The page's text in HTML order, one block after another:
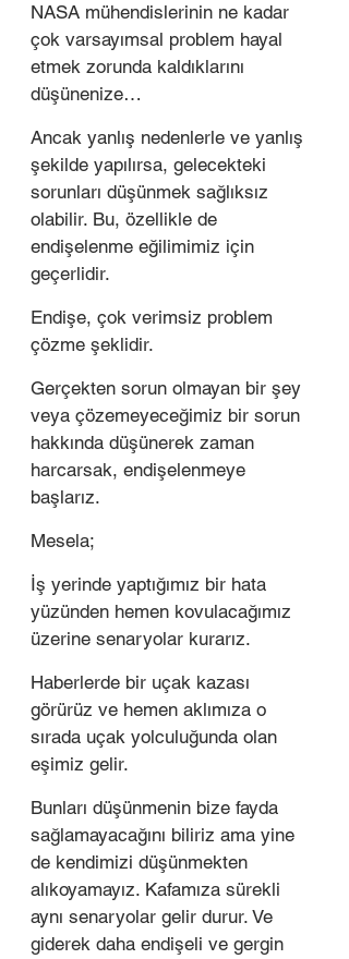
NASA mühendislerinin ne kadar
çok varsayımsal problem hayal
etmek zorunda kaldıklarını
düşünenize…
Ancak yanlış nedenlerle ve yanlış
şekilde yapılırsa, gelecekteki
sorunları düşünmek sağlıksız
olabilir. Bu, özellikle de
endişelenme eğilimimiz için
geçerlidir.
Endişe, çok verimsiz problem
çözme şeklidir.
Gerçekten sorun olmayan bir şey
veya çözemeyeceğimiz bir sorun
hakkında düşünerek zaman
harcarsak, endişelenmeye
başlarız.
Mesela;
İş yerinde yaptığımız bir hata
yüzünden hemen kovulacağımız
üzerine senaryolar kurarız.
Haberlerde bir uçak kazası
görürüz ve hemen aklımıza o
sırada uçak yolculuğunda olan
eşimiz gelir.
Bunları düşünmenin bize fayda
sağlamayacağını biliriz ama yine
de kendimizi düşünmekten
alıkoyamayız. Kafamıza sürekli
aynı senaryolar gelir durur. Ve
giderek daha endişeli ve gergin